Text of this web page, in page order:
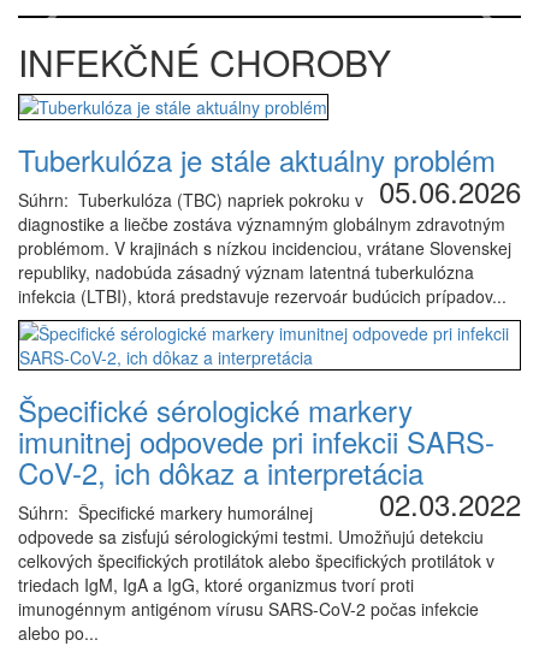
INFEKČNÉ CHOROBY
Tuberkulóza je stále aktuálny problém
05.06.2026
Súhrn: Tuberkulóza (TBC) napriek pokroku v
diagnostike a liečbe zostáva významným globálnym zdravotným
problémom. V krajinách s nízkou incidenciou, vrátane Slovenskej
republiky, nadobúda zásadný význam latentná tuberkulózna
infekcia (LTBI), ktorá predstavuje rezervoár budúcich prípadov...
Špecifické sérologické markery
imunitnej odpovede pri infekcii SARS-
CoV-2, ich dôkaz a interpretácia
02.03.2022
Súhrn: Špecifické markery humorálnej
odpovede sa zisťujú sérologickými testmi. Umožňujú detekciu
celkových špecifických protilátok alebo špecifických protilátok v
triedach IgM, IgA a IgG, ktoré organizmus tvorí proti
imunogénnym antigénom vírusu SARS-CoV-2 počas infekcie
alebo po...